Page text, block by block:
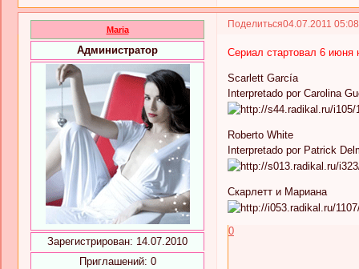
Поделиться04.07.2011
Maria
Администратор
Зарегистрирован: 14.07.2010
Приглашений: 0
Сериал стартовал 6 июня
Scarlett García
Interpretado por Carolina
Roberto White
Interpretado por Patrick
Скарлетт и Мариана
0